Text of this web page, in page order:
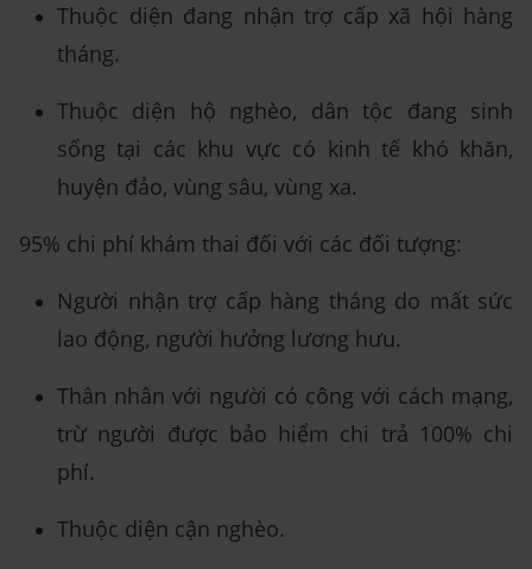
Thuộc diện đang nhận trợ cấp xã hội hàng
tháng.
Thuộc diện hộ nghèo, dân tộc đang sinh
sống tại các khu vực có kinh tế khó khăn,
huyện đảo, vùng sâu, vùng xa.
95% chi phí khám thai đối với các đối tượng:
Người nhận trợ cấp hàng tháng do mất sức
lao động, người hưởng lương hưu.
Thân nhân với người có công với cách mạng,
trừ người được bảo hiểm chi trả 100% chi
phí.
Thuộc diện cận nghèo.